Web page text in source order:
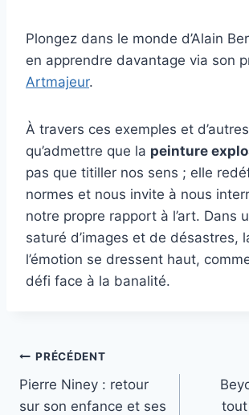
Plongez dans le monde d’Alain
en apprendre davantage via son
Artmajeur.
À travers ces exemples et
qu’admettre que la peinture
pas que titiller nos sens ; elle
normes et nous invite à nous
notre propre rapport à l’art. Dans
saturé d’images et de désastres,
l’émotion se dressent haut,
défi face à la banalité.
Navigation
de
PRÉCÉDENT
Pierre Niney : retour
sur son enfance et ses
tout